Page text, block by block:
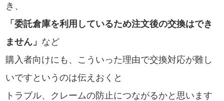
き、
「委託倉庫を利用しているため注文後の交換はでき
ません」 など
購入者向けにも、こういった理由で交換対応が難し
いですというのは伝えおくと
トラブル、クレームの防止につながるかと思います